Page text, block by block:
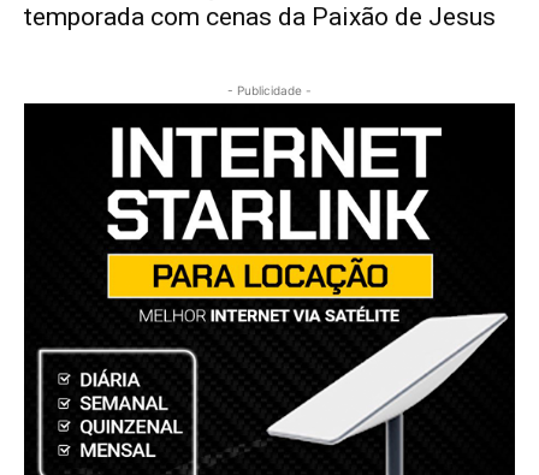
temporada com cenas da Paixão de Jesus
- Publicidade -